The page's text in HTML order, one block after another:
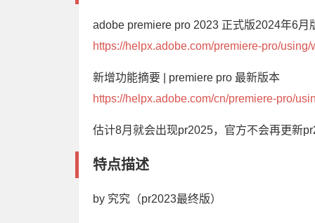
adobe premiere pro 2023 正式版2024年6月
https://helpx.adobe.com/premiere-pro/
新增功能摘要 | premiere pro 最新版本
https://helpx.adobe.com/cn/premiere-pro/
估计8月就会出现pr2025，官方不会再更新
特点描述
by 究究（pr2023最终版）